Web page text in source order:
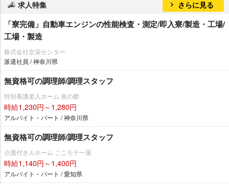
求人特集 さらに見る
「寮完備」自動車エンジンの性能検査・測定/即入寮/製造・工場/
工場・製造
株式会社京栄センター
派遣社員 / 神奈川県
無資格可の調理師/調理スタッフ
特別養護老人ホーム 泉の郷
時給1,230円～1,280円
アルバイト・パート / 神奈川県
無資格可の調理師/調理スタッフ
介護付き人ホーム こころ十一屋
時給1,140円～1,400円
アルバイト・パート / 愛知県